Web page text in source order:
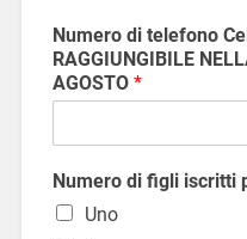
Numero di telefono
RAGGIUNGIBILE
AGOSTO *
Numero di figli iscritti
Uno